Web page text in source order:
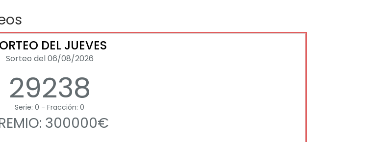
DEL JUEVES
Sorteo del 06/08/2026
29238
Serie: 0 - Fracción: 0
300000€